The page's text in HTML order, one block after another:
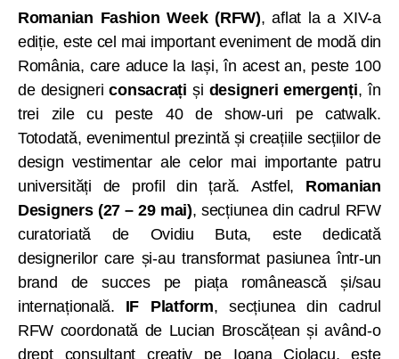
Romanian Fashion Week (RFW), aflat la a XIV-a
ediție, este cel mai important eveniment de modă din
România, care aduce la Iași, în acest an, peste 100
de designericonsacrați și designeri emergenți, în
trei zile cu peste 40 de show-uri pe catwalk.
Totodată, evenimentul prezintă și creațiile secțiilor de
design vestimentar ale celor mai importante patru
universități de profil din țară. Astfel, Romanian
Designers (27 – 29 mai), secțiunea din cadrul RFW
curatoriată de Ovidiu Buta, este dedicată
designerilor care și-au transformat pasiunea într-un
brand de succes pe piața românească și/sau
internațională. IF Platform, secțiunea din cadrul
RFW coordonată de Lucian Broscățean și având-o
drept consultant creativ pe Ioana Ciolacu, este